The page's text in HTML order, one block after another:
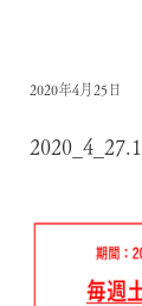
2020年4月25日
2020_4_27.1